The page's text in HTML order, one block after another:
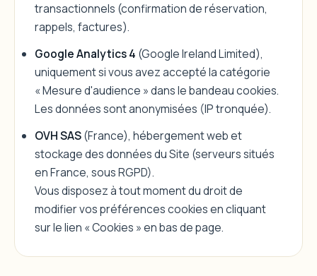
transactionnels (confirmation de réservation,
rappels, factures).
Google Analytics 4 (Google Ireland Limited),
uniquement si vous avez accepté la catégorie
« Mesure d'audience » dans le bandeau cookies.
Les données sont anonymisées (IP tronquée).
OVH SAS(France), hébergement web et
stockage des données du Site (serveurs situés
en France, sous RGPD).
Vous disposez à tout moment du droit de
modifier vos préférences cookies en cliquant
sur le lien « Cookies » en bas de page.